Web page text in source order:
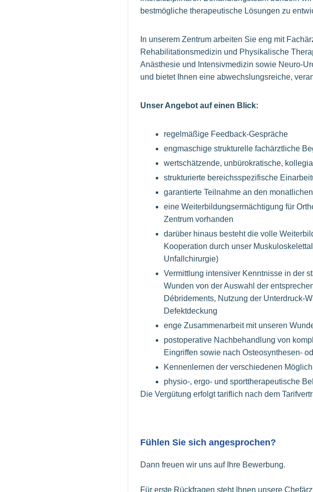
bestmögliche therapeutische Lösungen zu
In unserem Zentrum arbeiten Sie eng mit
Rehabilitationsmedizin und Physikalische
Anästhesie und Intensivmedizin sowie Neuro-
und bietet Ihnen eine abwechslungsreiche,
Unser Angebot auf einen Blick:
regelmäßige Feedback-Gespräche
engmaschige strukturelle fachärztliche
wertschätzende, unbürokratische,
strukturierte bereichsspezifische
garantierte Teilnahme an den
eine Weiterbildungsermächtigung für
Zentrum vorhanden
darüber hinaus besteht die volle
Kooperation durch unser
Unfallchirurgie)
Vermittlung intensiver Kenntnisse in der
Wunden von der Auswahl der
Débridements, Nutzung der Unterdruck-
Defektdeckung
enge Zusammenarbeit mit unseren
postoperative Nachbehandlung von
Eingriffen sowie nach Osteosynthesen-
Kennenlernen der verschiedenen
physio-, ergo- und sporttherapeutische
Die Vergütung erfolgt tariflich nach dem
Fühlen Sie sich angesprochen?
Dann freuen wir uns auf Ihre Bewerbung.
Für erste Rückfragen steht Ihnen unsere